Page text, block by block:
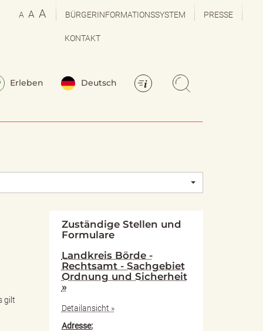
A A A BÜRGERINFORMATIONSSYSTEM PRESSE
KONTAKT
Erleben Deutsch
gilt
Zuständige Stellen und
Formulare
Landkreis Börde -
Rechtsamt - Sachgebiet
Ordnung und Sicherheit
»
Detailansicht »
Adresse: